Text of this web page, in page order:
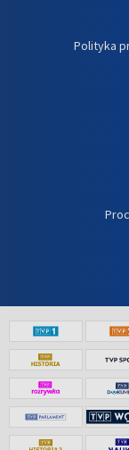
Polityka